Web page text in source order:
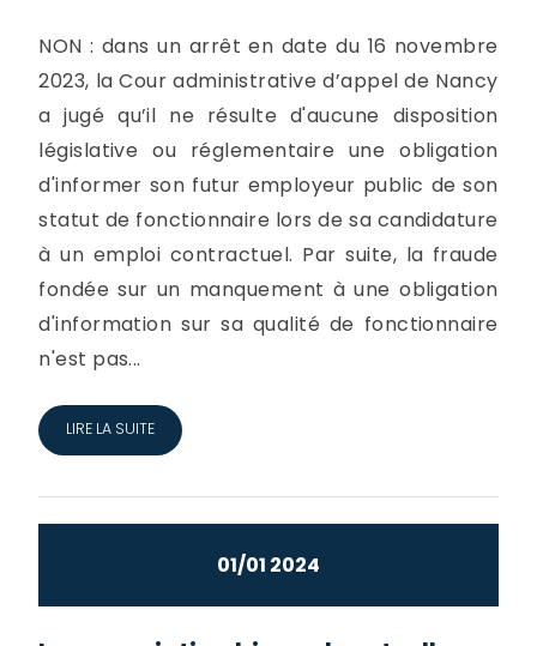
NON : dans un arrêt en date du 16 novembre
2023, la Cour administrative d’appel de Nancy
a jugé qu’il ne résulte d'aucune disposition
législative ou réglementaire une obligation
d'informer son futur employeur public de son
statut de fonctionnaire lors de sa candidature
à un emploi contractuel. Par suite, la fraude
fondée sur un manquement à une obligation
d'information sur sa qualité de fonctionnaire
n'est pas...
LIRE LA SUITE
01/01 2024